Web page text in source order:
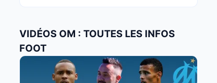
VIDÉOS OM : TOUTES LES INFOS
FOOT